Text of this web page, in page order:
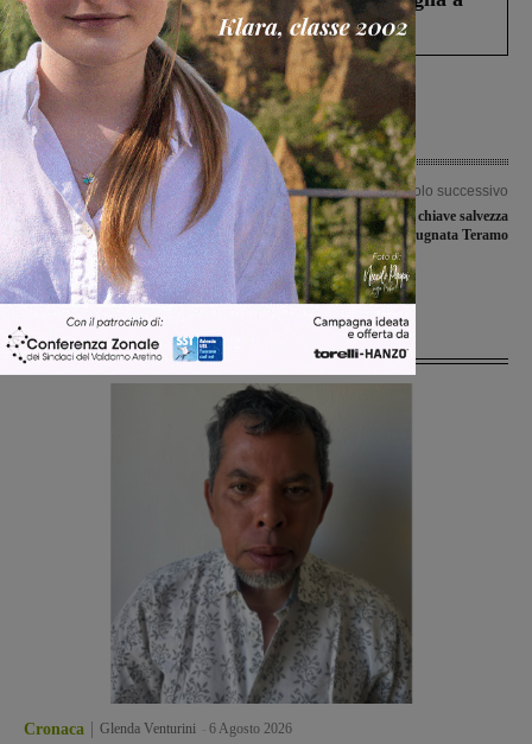
Levane nel 2020
Articolo precedente
“L’Amministrazione incontra i
cittadini”: molto partecipato il primo
appuntamento a San Donato in
Collina
Articolo successivo
Vittoria importante in chiave salvezza
per il Montevarchi, espugnata Teramo
Ultime Notizie
Cronaca Glenda Venturini 6 Agosto 2026